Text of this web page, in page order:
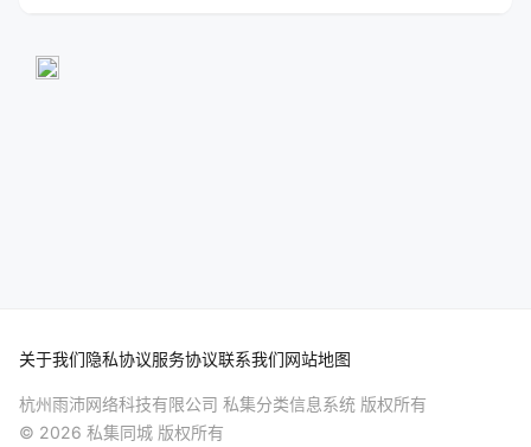
关于我们隐私协议服务协议联系我们网站地图
杭州雨沛网络科技有限公司 私集分类信息系统 版权所有
© 2026 私集同城 版权所有